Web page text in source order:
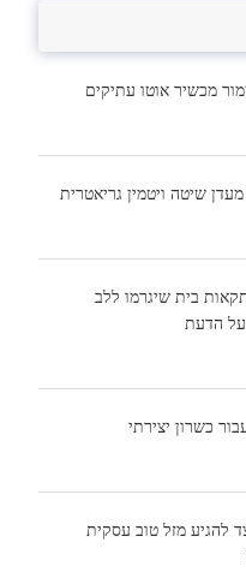
מכשיר אוטו עתיקים
שיטה ויטמין גריאטרית
בית שיגרמו ללב
על הדעת
כשרון יצירתי
להגיע מזל טוב עסקית